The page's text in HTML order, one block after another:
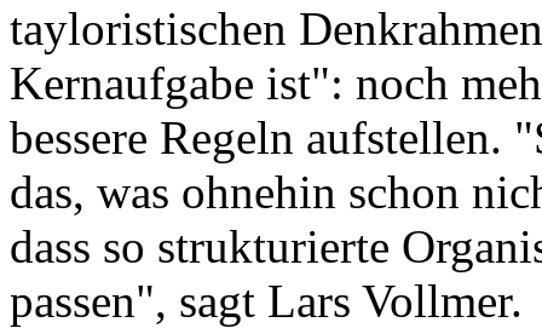
tayloristischen
Kernaufgabe ist": noch
bessere Regeln aufstellen.
das, was ohnehin schon
dass so strukturierte
passen", sagt Lars Vollmer.